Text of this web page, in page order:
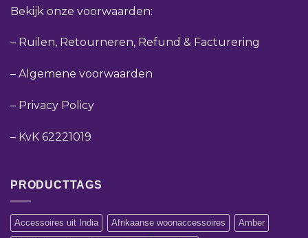
Bekijk onze voorwaarden:
– Ruilen, Retourneren, Refund & Facturering
– Algemene voorwaarden
– Privacy Policy
– KvK 62221019
PRODUCTTAGS
Accessoires uit India Afrikaanse woonaccessoires Amber